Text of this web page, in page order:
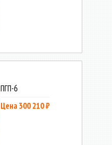
ПГП-6
Цена 300 210 ₽